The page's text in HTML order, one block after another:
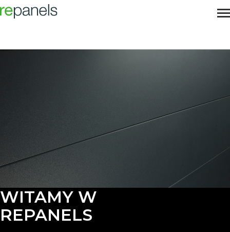
WITAMY W
REPANELS